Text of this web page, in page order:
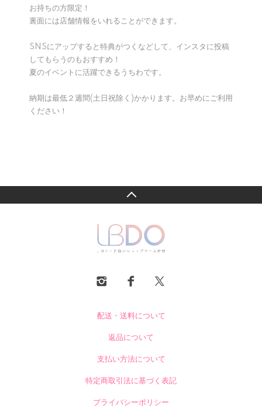
お持ちの方限定！
裏面には店舗情報をいれることができます。
SNSにアップすると特典がつくなどして、インスタに投稿
してもらうのもおすすめ！
夏のイベントに活躍できるうちわです。
納期は最低２週間(土日祝除く)かかります。お早めにご利用
ください！
配送・送料について
返品について
支払い方法について
特定商取引法に基づく表記
プライバシーポリシー